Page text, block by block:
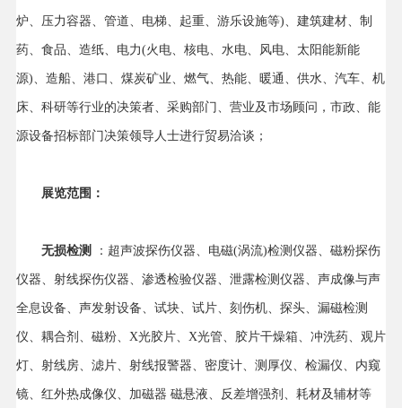
炉、压力容器、管道、电梯、起重、游乐设施等)、建筑建材、制
药、食品、造纸、电力(火电、核电、水电、风电、太阳能新能
源)、造船、港口、煤炭矿业、燃气、热能、暖通、供水、汽车、机
床、科研等行业的决策者、采购部门、营业及市场顾问，市政、能
源设备招标部门决策领导人士进行贸易洽谈；
展览范围：
无损检测 ：超声波探伤仪器、电磁(涡流)检测仪器、磁粉探伤
仪器、射线探伤仪器、渗透检验仪器、泄露检测仪器、声成像与声
全息设备、声发射设备、试块、试片、刻伤机、探头、漏磁检测
仪、耦合剂、磁粉、X光胶片、X光管、胶片干燥箱、冲洗药、观片
灯、射线房、滤片、射线报警器、密度计、测厚仪、检漏仪、内窥
镜、红外热成像仪、加磁器 磁悬液、反差增强剂、耗材及辅材等